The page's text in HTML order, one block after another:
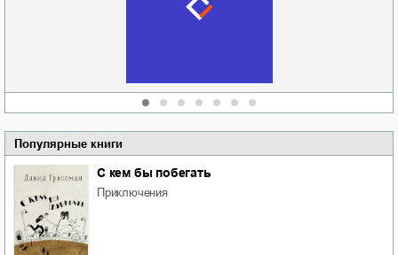
Популярные книги
С кем бы побегать
приключения